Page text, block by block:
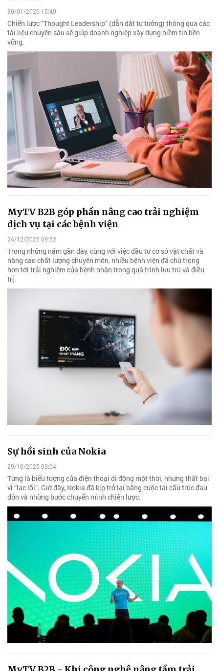
30/01/2026 15:49
Chiến lược “Thought Leadership” (dẫn dắt tư tưởng) thông qua các
tài liệu chuyên sâu sẽ giúp doanh nghiệp xây dựng niềm tin bền
vững.
MyTV B2B góp phần nâng cao trải nghiệm
dịch vụ tại các bệnh viện
24/12/2025 09:52
Trong những năm gần đây, cùng với việc đầu tư cơ sở vật chất và
nâng cao chất lượng chuyên môn, nhiều bệnh viện đã chú trọng
hơn tới trải nghiệm của bệnh nhân trong quá trình lưu trú và điều
trị.
Sự hồi sinh của Nokia
29/10/2025 03:04
Từng là biểu tượng của điện thoại di động một thời, nhưng thất bại
vì “lạc lối”. Giờ đây, Nokia đã kịp trở lại bằng cuộc tái cấu trúc đau
đớn và những bước chuyển mình chiến lược.